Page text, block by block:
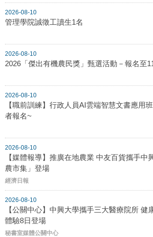
2026-08-10
管理學院誠徵工讀生1名
2026-08-10
2026「傑出有機農民獎」甄選活動－報名至
2026-08-10
【職前訓練】行政人員AI雲端智慧文書應用
者報名~
2026-08-10
【媒體報導】推廣在地農業 中友百貨攜手中
農市集」登場
經濟日報
2026-08-10
【公關中心】中興大學攜手三大醫療院所 健
體驗8日登場
秘書室媒體公關中心